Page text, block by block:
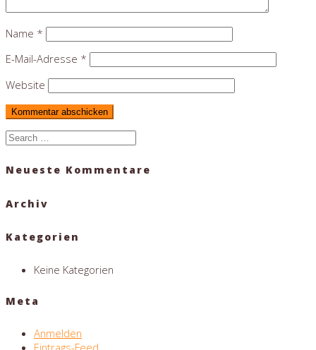
Name *
E-Mail-Adresse *
Website
Search
Neueste Kommentare
Archiv
Kategorien
Keine Kategorien
Meta
Anmelden